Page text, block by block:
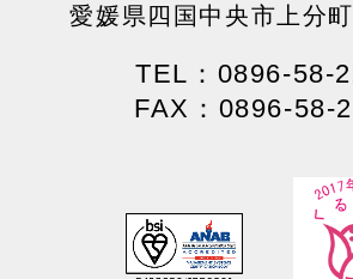
愛媛県四国中央市上分
TEL：0896-58-
FAX：0896-58-